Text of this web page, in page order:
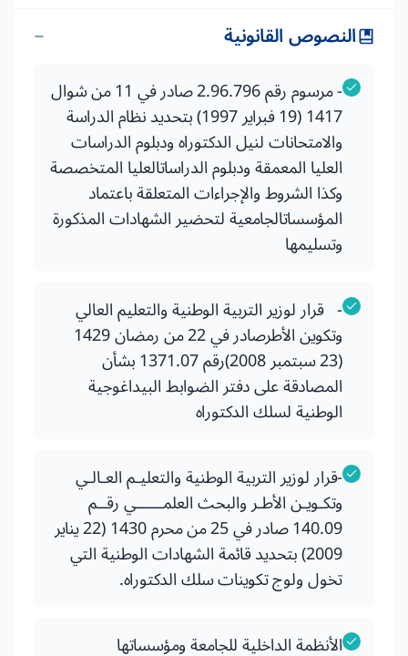
النصوص القانونية
- مرسوم رقم 2.96.796 صادر في 11 من شوال
1417 (19 فبراير 1997) بتحديد نظام الدراسة
والامتحانات لنيل الدكتوراه ودبلوم الدراسات
العليا المعمقة ودبلوم الدراساتالعليا المتخصصة
وكذا الشروط والإجراءات المتعلقة باعتماد
المؤسساتالجامعية لتحضير الشهادات المذكورة
وتسليمها
- قرار لوزير التربية الوطنية والتعليم العالي
وتكوين الأطرصادر في 22 من رمضان 1429
(23 سبتمبر 2008)رقم 1371.07 بشأن
المصادقة على دفتر الضوابط البيداغوجية
الوطنية لسلك الدكتوراه
-قرار لوزير التربية الوطنية والتعليـم العـالـي
وتكـويـن الأطـر والبحث العلمــــــي رقــم
140.09 صادر في 25 من محرم 1430 (22 يناير
2009) بتحديد قائمة الشهادات الوطنية التي
تخول ولوج تكوينات سلك الدكتوراه.
الأنظمة الداخلية للجامعة ومؤسساتها